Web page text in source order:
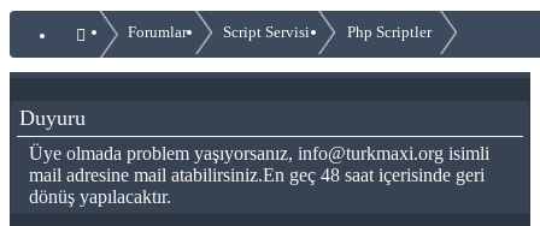
Forumlar Script Servisi Php Scriptler
Duyuru
Üye olmada problem yaşıyorsanız, info@turkmaxi.org isimli
mail adresine mail atabilirsiniz.En geç 48 saat içerisinde geri
dönüş yapılacaktır.